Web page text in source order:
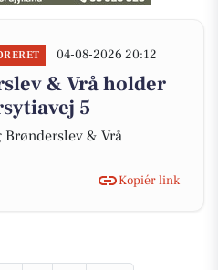
04-08-2026 20:12
& Vrå holder
5
Brønderslev & Vrå
Kopiér link